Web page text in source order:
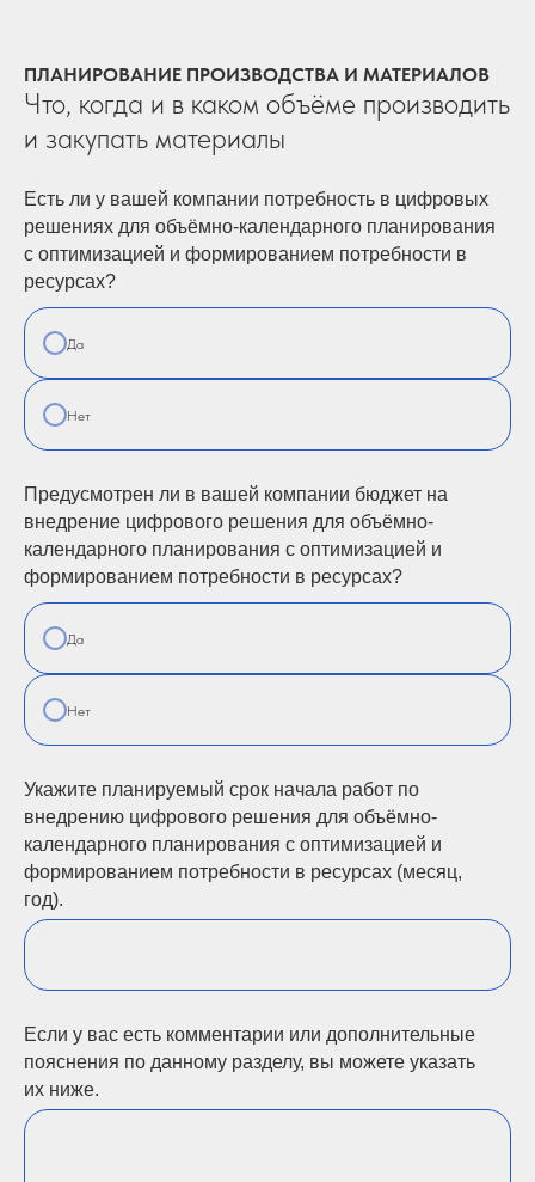
ПЛАНИРОВАНИЕ ПРОИЗВОДСТВА И МАТЕРИАЛОВ
Что, когда и в каком объёме производить
и закупать материалы
Есть ли у вашей компании потребность в цифровых
решениях для объёмно-календарного планирования
с оптимизацией и формированием потребности в
ресурсах?
Да
Нет
Предусмотрен ли в вашей компании бюджет на
внедрение цифрового решения для объёмно-
календарного планирования с оптимизацией и
формированием потребности в ресурсах?
Да
Нет
Укажите планируемый срок начала работ по
внедрению цифрового решения для объёмно-
календарного планирования с оптимизацией и
формированием потребности в ресурсах (месяц,
год).
Если у вас есть комментарии или дополнительные
пояснения по данному разделу, вы можете указать
их ниже.